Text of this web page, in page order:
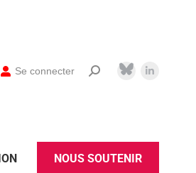
Se connecter
NOUS SOUTENIR